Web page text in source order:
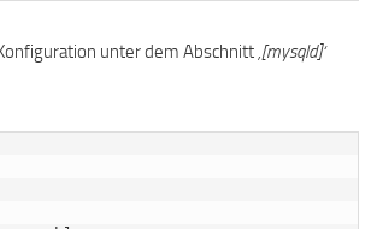
unter dem Abschnitt ‚[mysqld]‘